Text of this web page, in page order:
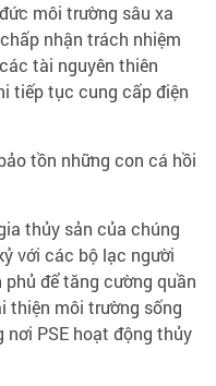
môi trường sâu xa
nhận trách nhiệm
tài nguyên thiên
tiếp tục cung cấp điện
tồn những con cá hồi
thủy sản của chúng
với các bộ lạc người
để tăng cường quần
thiện môi trường sống
PSE hoạt động thủy